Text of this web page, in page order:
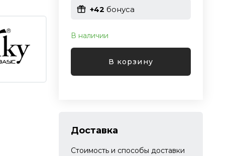
+42 бонуса
В наличии
В корзину
Доставка
Стоимость и способы доставки